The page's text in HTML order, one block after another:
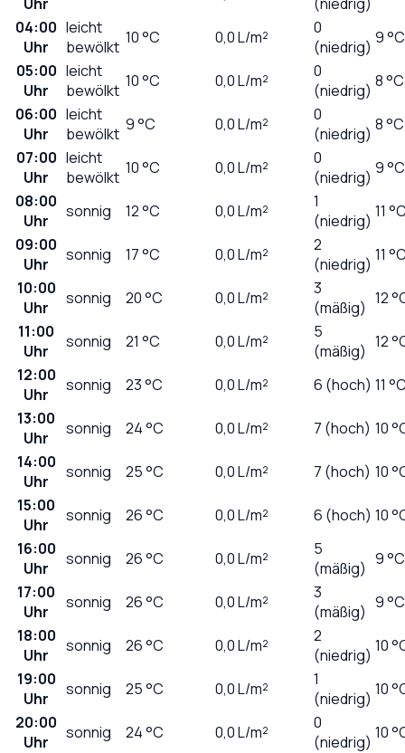
04:00
Uhr
leicht
bewölkt 10°C 0,0L/m²
0
(niedrig) 9 °C
05:00
Uhr
leicht
bewölkt 10°C 0,0L/m²
0
(niedrig) 8 °C
06:00
Uhr
leicht
bewölkt 9°C 0,0L/m²
0
(niedrig) 8 °C
07:00
Uhr
leicht
bewölkt 10°C 0,0L/m²
0
(niedrig) 9 °C
08:00
Uhr
sonnig 12°C 0,0L/m²
1
(niedrig) 11
09:00
Uhr
sonnig 17°C 0,0L/m²
2
(niedrig) 11
10:00
Uhr
sonnig 20°C 0,0L/m²
3
(mäßig) 12
11:00
Uhr
sonnig 21 °C 0,0L/m²
5
(mäßig) 12
12:00
Uhr
sonnig 23°C 0,0L/m² 6 (hoch) 11
13:00
Uhr
sonnig 24°C 0,0L/m² 7 (hoch) 10
14:00
Uhr
sonnig 25°C 0,0L/m² 7 (hoch) 10
15:00
Uhr
sonnig 26°C 0,0L/m² 6 (hoch) 10
16:00
Uhr
sonnig 26°C 0,0L/m²
5
(mäßig) 9 °C
17:00
Uhr
sonnig 26°C 0,0L/m²
3
(mäßig) 9 °C
18:00
Uhr
sonnig 26°C 0,0L/m²
2
(niedrig) 10
19:00
Uhr
sonnig 25°C 0,0L/m²
1
(niedrig) 10
20:00
Uhr
sonnig 24°C 0,0L/m²
0
(niedrig) 10